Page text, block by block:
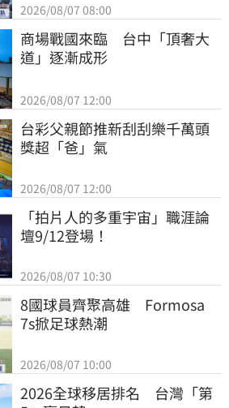
2026/08/07 08:00
商場戰國來臨　台中「頂奢大
道」逐漸成形
2026/08/07 12:00
台彩父親節推新刮刮樂千萬頭
獎超「爸」氣
2026/08/07 12:00
「拍片人的多重宇宙」職涯論
壇9/12登場！
2026/08/07 10:30
8國球員齊聚高雄　Formosa
7s掀足球熱潮
2026/08/07 10:00
2026全球移居排名　台灣「第